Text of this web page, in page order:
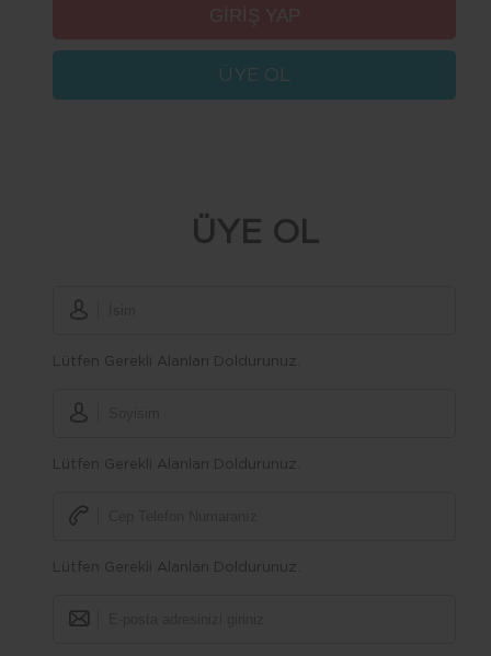
ÜYE OL
ÜYE OL
Lütfen Gerekli Alanları Doldurunuz.
Lütfen Gerekli Alanları Doldurunuz.
Lütfen Gerekli Alanları Doldurunuz.